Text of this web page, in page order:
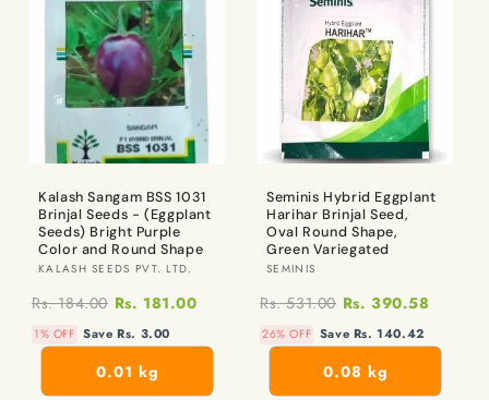
Kalash Sangam BSS 1031
Brinjal Seeds - (Eggplant
Seeds) Bright Purple
Color and Round Shape
విక్రేత:
KALASH SEEDS PVT. LTD.
0.01 kg
Rs. 184.00 Rs. 181.00
1% OFF Save Rs. 3.00
Seminis Hybrid Eggplant
Harihar Brinjal Seed,
Oval Round Shape,
Green Variegated
విక్రేత:
SEMINIS
0.08 kg
Rs. 531.00 Rs. 390.58
26% OFF Save Rs. 140.42